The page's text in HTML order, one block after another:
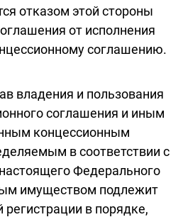
отказом этой стороны
от исполнения
соглашению.
владения и пользования
соглашения и иным
концессионным
в соответствии с
Федерального
имуществом подлежит
регистрации в порядке,